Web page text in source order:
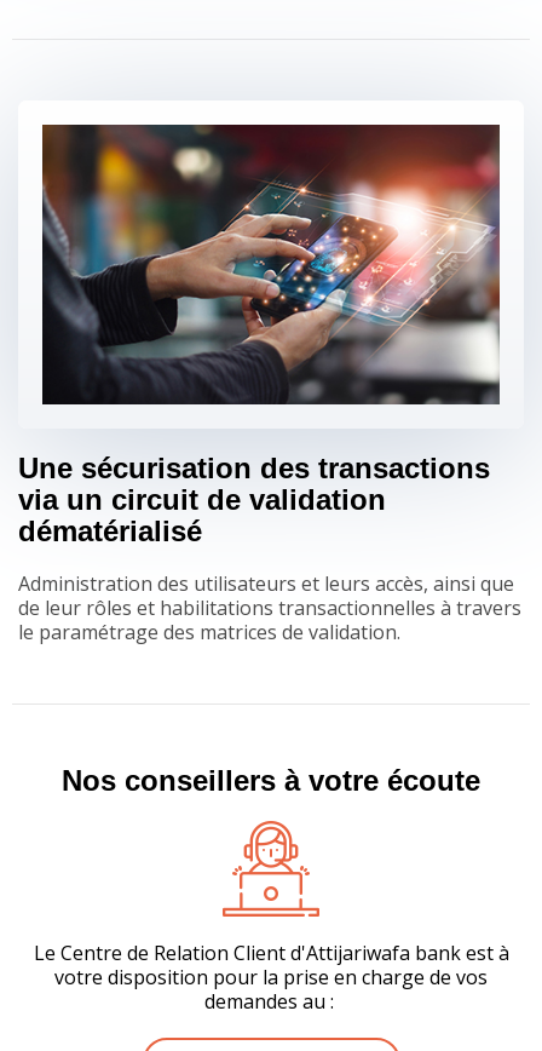
Une sécurisation des transactions
via un circuit de validation
dématérialisé
Administration des utilisateurs et leurs accès, ainsi que
de leur rôles et habilitations transactionnelles à travers
le paramétrage des matrices de validation.
Nos conseillers à votre écoute
Le Centre de Relation Client d'Attijariwafa bank est à
votre disposition pour la prise en charge de vos
demandes au :